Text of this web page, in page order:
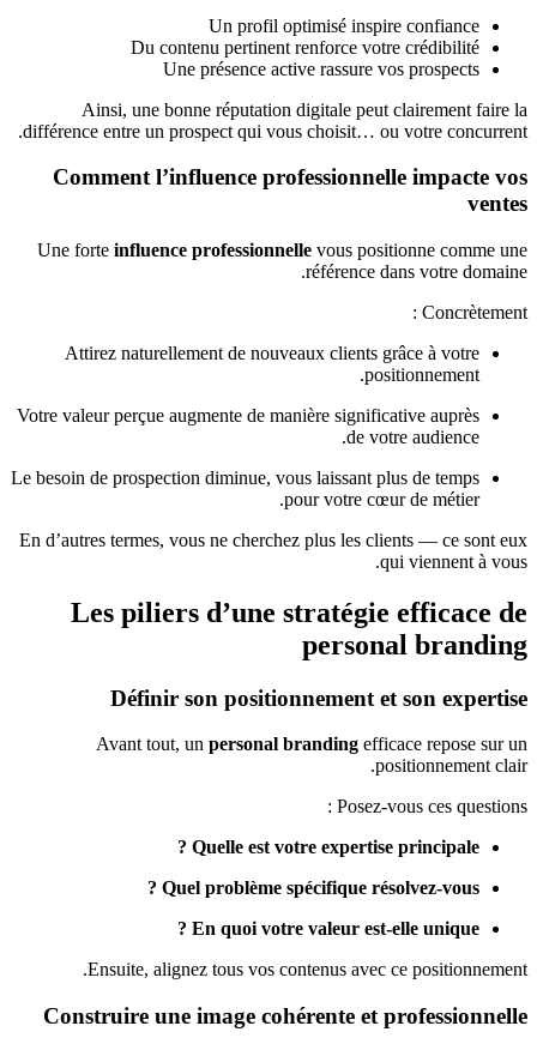
Un profil optimisé inspire confiance
Du contenu pertinent renforce votre crédibilité
Une présence active rassure vos prospects
Ainsi, une bonne réputation digitale peut clairement faire la
différence entre un prospect qui vous choisit… ou votre concurrent.
Comment l’influence professionnelle impacte vos
ventes
Une forte influence professionnelle vous positionne comme une
référence dans votre domaine.
Concrètement :
Attirez naturellement de nouveaux clients grâce à votre
positionnement.
Votre valeur perçue augmente de manière significative auprès
de votre audience.
Le besoin de prospection diminue, vous laissant plus de temps
pour votre cœur de métier.
En d’autres termes, vous ne cherchez plus les clients — ce sont eux
qui viennent à vous.
Les piliers d’une stratégie efficace de
personal branding
Définir son positionnement et son expertise
Avant tout, un personal branding efficace repose sur un
positionnement clair.
Posez-vous ces questions :
Quelle est votre expertise principale ?
Quel problème spécifique résolvez-vous ?
En quoi votre valeur est-elle unique ?
Ensuite, alignez tous vos contenus avec ce positionnement.
Construire une image cohérente et professionnelle